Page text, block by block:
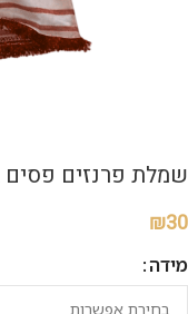
שמלת פרנזים פסים
₪30
מידה